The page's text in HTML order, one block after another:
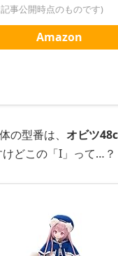
事公開時点のものです)
Amazon
の型番は、 オビツ
けどこの「I」って…？